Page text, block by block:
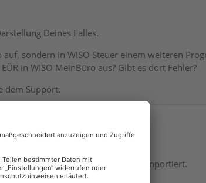
Deines Falles.
sondern in WISO Steuer einem weiteren
in WISO MeinBüro aus? Gibt es dort Fehler?
dem Support.
WISO Steuer exportiert und dort importiert.